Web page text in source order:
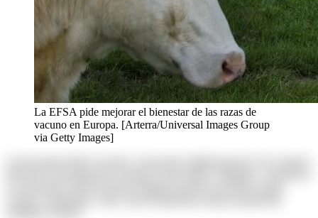
La EFSA pide mejorar el bienestar de las razas de
vacuno en Europa. [Arterra/Universal Images Group
via Getty Images]